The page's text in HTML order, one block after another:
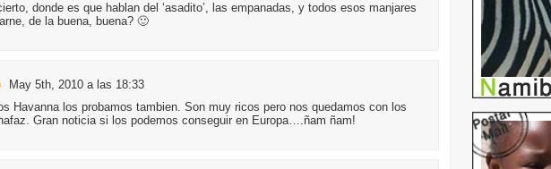
donde es que hablan del ‘asadito’, las empanadas, y todos esos manjares
de la buena, buena? 🙂
May 5th, 2010 a las 18:33
Havanna los probamos tambien. Son muy ricos pero nos quedamos con los
Gran noticia si los podemos conseguir en Europa….ñam ñam!